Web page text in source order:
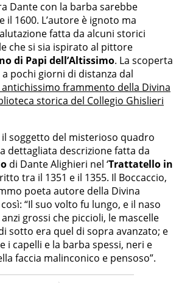
Dante con la barba sarebbe
il 1600. L’autore è ignoto ma
fatta da alcuni storici
che si sia ispirato al pittore
di Papi dell’Altissimo. La scoperta
pochi giorni di distanza dal
frammento della Divina
storica del Collegio Ghislieri
il soggetto del misterioso quadro
dettagliata descrizione fatta da
di Dante Alighieri nel ‘Trattatello in
tra il 1351 e il 1355. Il Boccaccio,
poeta autore della Divina
“Il suo volto fu lungo, e il naso
grossi che piccioli, le mascelle
sotto era quel di sopra avanzato; e
i capelli e la barba spessi, neri e
faccia malinconico e pensoso”.